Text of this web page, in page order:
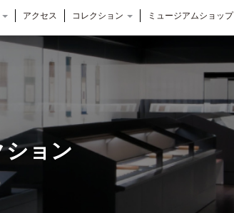
アクセス コレクション ミュージアムショップ
ション